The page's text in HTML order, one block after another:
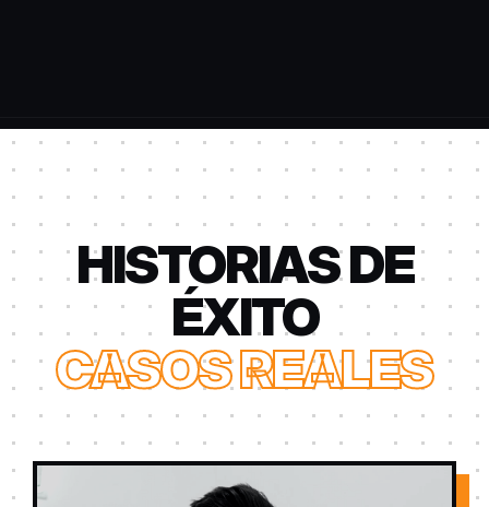
HISTORIAS DE
ÉXITO
CASOS REALES